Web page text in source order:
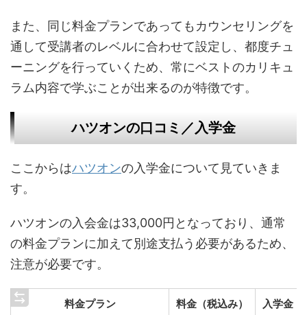
また、同じ料金プランであってもカウンセリングを
通して受講者のレベルに合わせて設定し、都度チュ
ーニングを行っていくため、常にベストのカリキュ
ラム内容で学ぶことが出来るのが特徴です。
ハツオンの口コミ／入学金
ここからはハツオンの入学金について見ていきま
す。
ハツオンの入会金は33,000円となっており、通常
の料金プランに加えて別途支払う必要があるため、
注意が必要です。
料金プラン 料金（税込み） 入学金（